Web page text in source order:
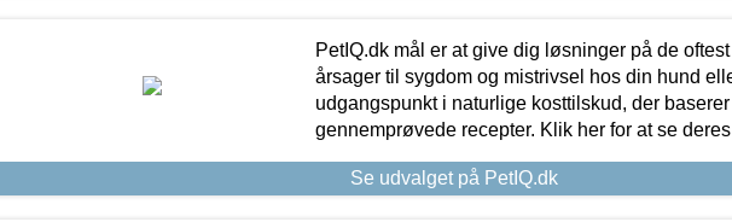
PetIQ.dk mål er at give dig løsninger på de
årsager til sygdom og mistrivsel hos din hund
udgangspunkt i naturlige kosttilskud, der
gennemprøvede recepter. Klik her for at se
Se udvalget på PetIQ.dk